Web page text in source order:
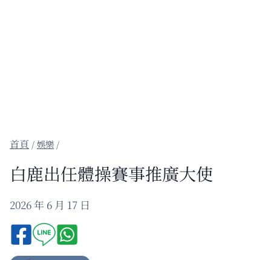
/娛樂 /
白鹿出任體操賽事推廣大使
2026 年 6 月 17 日